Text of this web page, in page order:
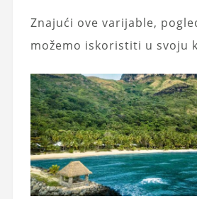
Znajući ove varijable,
možemo iskoristiti u svoju